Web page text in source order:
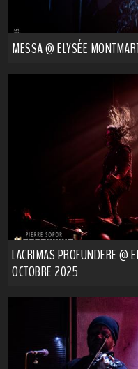
MESSA @ ELYSÉE
LACRIMAS PROFUNDERE @
OCTOBRE 2025